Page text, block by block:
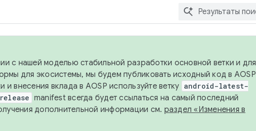
с нашей моделью стабильной разработки основной ветки и для
для экосистемы, мы будем публиковать исходный код в AOSP
внесения вклада в AOSP используйте ветку android-latest-
manifest всегда будет ссылаться на самый последний
дополнительной информации см. раздел «Изменения в